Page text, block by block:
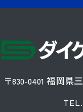
〒830-0401 福岡県
TEL.